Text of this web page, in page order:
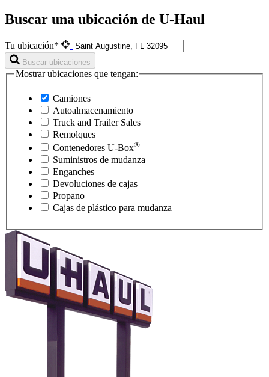
Buscar una ubicación de U-Haul
Tu ubicación*
Buscar ubicaciones
Mostrar ubicaciones que tengan:
Camiones
Autoalmacenamiento
Truck and Trailer Sales
Remolques
Contenedores U-Box®
Suministros de mudanza
Enganches
Devoluciones de cajas
Propano
Cajas de plástico para mudanza